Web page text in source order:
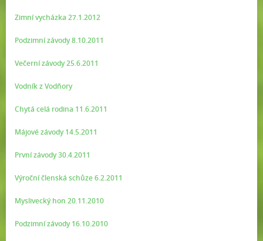
Zimní vycházka 27.1.2012
Podzimní závody 8.10.2011
Večerní závody 25.6.2011
Vodník z Vodňory
Chytá celá rodina 11.6.2011
Májové závody 14.5.2011
První závody 30.4.2011
Výroční členská schůze 6.2.2011
Myslivecký hon 20.11.2010
Podzimní závody 16.10.2010